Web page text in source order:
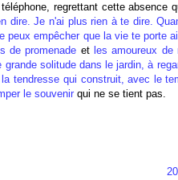
regrettant cette absence
dire. Je n'ai plus rien à te dire.
peux empêcher que la vie te porte
de promenade et les amoureux
grande solitude dans le jardin, à
tendresse qui construit, avec le
le souvenirqui ne se tient pas.